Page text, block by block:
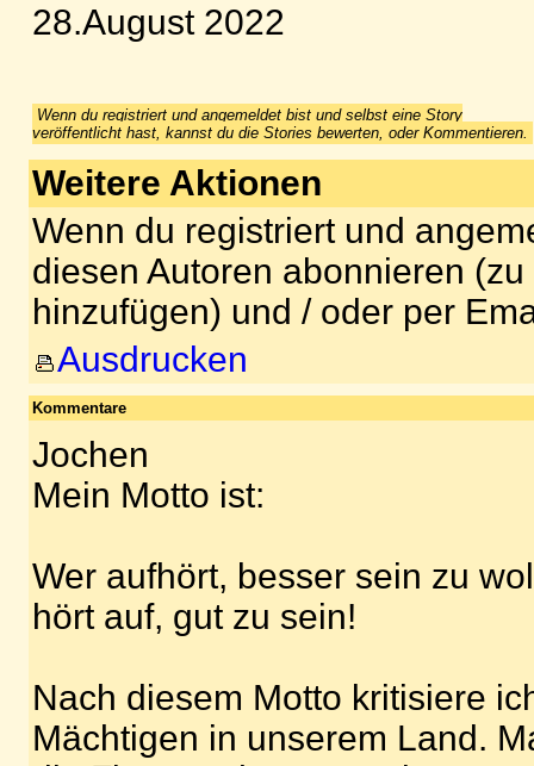
28.August 2022
Wenn du registriert und angemeldet bist und selbst eine Story
veröffentlicht hast, kannst du die Stories bewerten, oder Kommentieren.
Weitere Aktionen
Wenn du registriert und
diesen Autoren abonnieren
hinzufügen) und / oder per
Ausdrucken
Kommentare
Jochen
Mein Motto ist:
Wer aufhört, besser sein zu
hört auf, gut zu sein!
Nach diesem Motto kritisiere
Mächtigen in unserem Land.